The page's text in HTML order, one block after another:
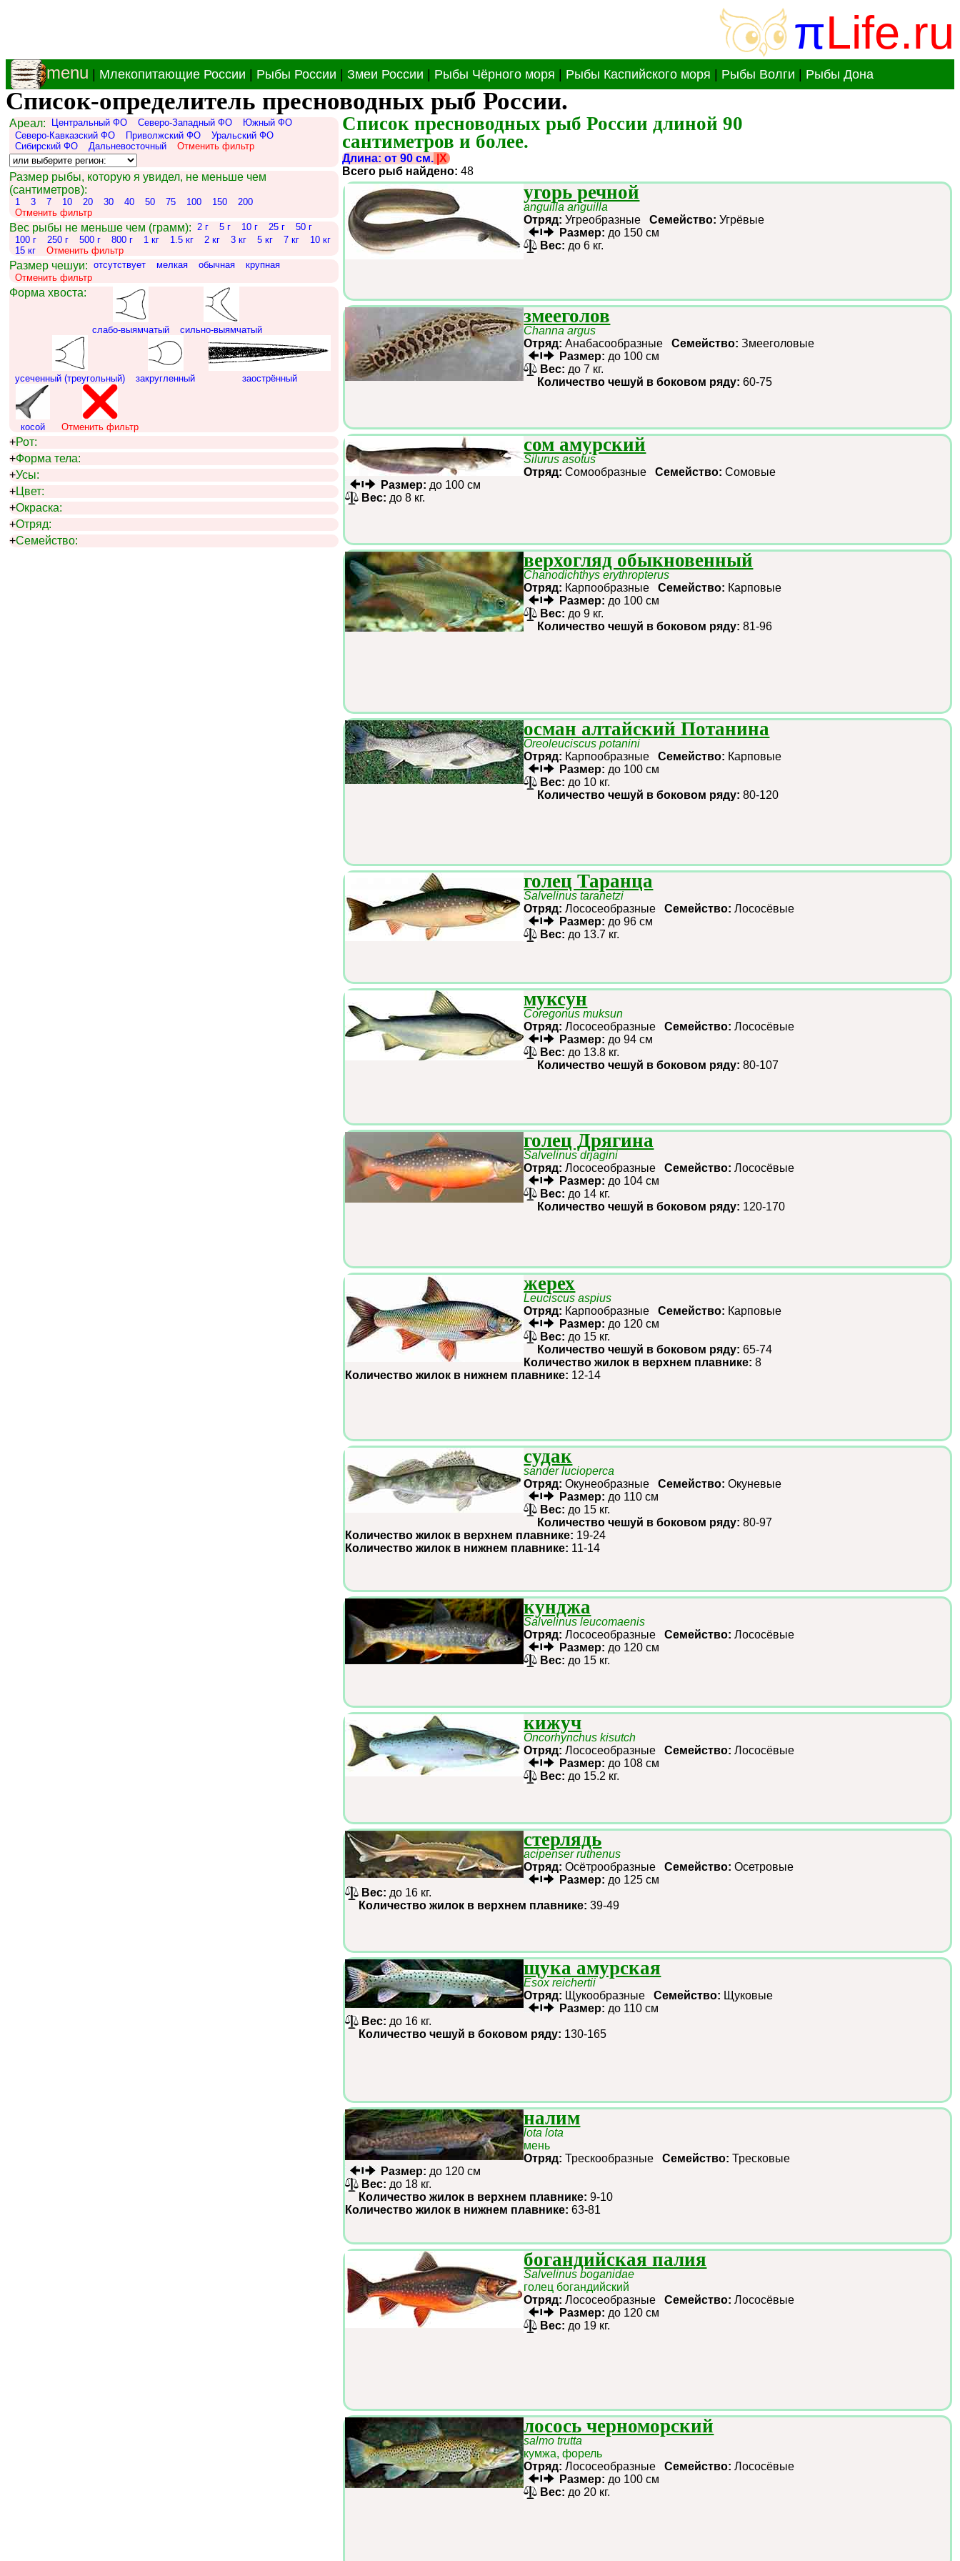
πLife.ru
menu Млекопитающие России Рыбы России Змеи России Рыбы Чёрного моря Рыбы Каспийского моря Рыбы Волги Рыбы Дона
Список-определитель пресноводных рыб России.
Ареал: Центральный ФО Северо-Западный ФО
Южный ФО
Северо-Кавказский ФО
Приволжский ФО
Уральский ФО
Сибирский ФО
Дальневосточный Отменить фильтр
Размер рыбы, которую я увидел, не меньше чем
(сантиметров):
1 3 7 10 20 30 40 50 75 100 150
200
Отменить фильтр
Вес рыбы не меньше чем (грамм): 2 г 5 г 10 г 25 г
50 г
100 г
250 г 500 г 800 г 1 кг 1.5 кг 2 кг 3 кг 5 кг 7 кг
10 кг
15 кг
Отменить фильтр
Размер чешуи: отсутствует мелкая обычная
крупная
Отменить фильтр
Форма хвоста:
слабо-выямчатый сильно-выямчатый
усеченный (треугольный) закругленный заострённый
косой Отменить фильтр
+Рот:
+Форма тела:
+Усы:
+Цвет:
+Окраска:
+Отряд:
+Семейство:
Список пресноводных рыб России длиной 90
сантиметров и более.
Длина: от 90 см. |X
Всего рыб найдено: 48
угорь речной
anguilla anguilla
Отряд: УгреобразныеСемейство: Угрёвые
Размер: до 150 см
Вес: до 6 кг.
змееголов
Channa argus
Отряд: АнабасообразныеСемейство: Змееголовые
Размер: до 100 см
Вес: до 7 кг.
Количество чешуй в боковом ряду:60-75
сом амурский
Silurus asotus
Отряд: СомообразныеСемейство: Сомовые
Размер: до 100 см
Вес: до 8 кг.
верхогляд обыкновенный
Chanodichthys erythropterus
Отряд: КарпообразныеСемейство: Карповые
Размер: до 100 см
Вес: до 9 кг.
Количество чешуй в боковом ряду:81-96
осман алтайский Потанина
Oreoleuciscus potanini
Отряд: КарпообразныеСемейство: Карповые
Размер: до 100 см
Вес: до 10 кг.
Количество чешуй в боковом ряду:80-120
голец Таранца
Salvelinus taranetzi
Отряд: ЛососеобразныеСемейство: Лососёвые
Размер: до 96 см
Вес: до 13.7 кг.
муксун
Coregonus muksun
Отряд: ЛососеобразныеСемейство: Лососёвые
Размер: до 94 см
Вес: до 13.8 кг.
Количество чешуй в боковом ряду:80-107
голец Дрягина
Salvelinus drjagini
Отряд: ЛососеобразныеСемейство: Лососёвые
Размер: до 104 см
Вес: до 14 кг.
Количество чешуй в боковом ряду: 120-170
жерех
Leuciscus aspius
Отряд: КарпообразныеСемейство: Карповые
Размер: до 120 см
Вес: до 15 кг.
Количество чешуй в боковом ряду:65-74
Количество жилок в верхнем плавнике:8
Количество жилок в нижнем плавнике: 12-14
судак
sander lucioperca
Отряд: ОкунеобразныеСемейство: Окуневые
Размер: до 110 см
Вес: до 15 кг.
Количество чешуй в боковом ряду:80-97
Количество жилок в верхнем плавнике: 19-24
Количество жилок в нижнем плавнике: 11-14
кунджа
Salvelinus leucomaenis
Отряд: ЛососеобразныеСемейство: Лососёвые
Размер: до 120 см
Вес: до 15 кг.
кижуч
Oncorhynchus kisutch
Отряд: ЛососеобразныеСемейство: Лососёвые
Размер: до 108 см
Вес: до 15.2 кг.
стерлядь
acipenser ruthenus
Отряд: ОсётрообразныеСемейство: Осетровые
Размер: до 125 см
Вес: до 16 кг.
Количество жилок в верхнем плавнике:39-49
щука амурская
Esox reichertii
Отряд: ЩукообразныеСемейство: Щуковые
Размер: до 110 см
Вес: до 16 кг.
Количество чешуй в боковом ряду: 130-165
налим
lota lota
мень
Отряд: ТрескообразныеСемейство: Тресковые
Размер: до 120 см
Вес: до 18 кг.
Количество жилок в верхнем плавнике:9-10
Количество жилок в нижнем плавнике:63-81
богандийская палия
Salvelinus boganidae
голец богандийский
Отряд: ЛососеобразныеСемейство: Лососёвые
Размер: до 120 см
Вес: до 19 кг.
лосось черноморский
salmo trutta
кумжа, форель
Отряд: ЛососеобразныеСемейство: Лососёвые
Размер: до 100 см
Вес: до 20 кг.